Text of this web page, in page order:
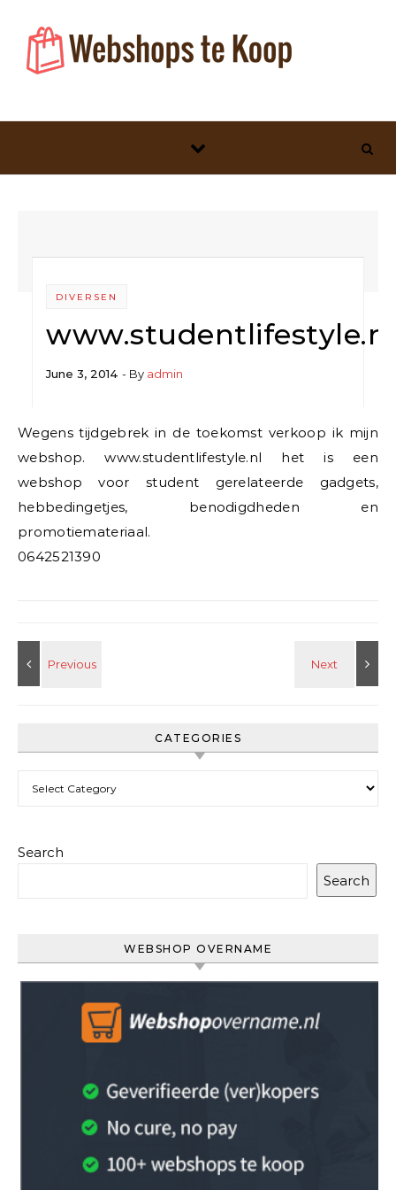
DIVERSEN
June 3, 2014 - By admin
Wegens tijdgebrek in de toekomst verkoop ik mijn
webshop. www.studentlifestyle.nl het is een
webshop voor student gerelateerde gadgets,
hebbedingetjes, benodigdheden en
promotiemateriaal.
0642521390
CATEGORIES
Search
Search
WEBSHOP OVERNAME